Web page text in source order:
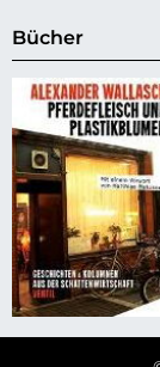
Bücher